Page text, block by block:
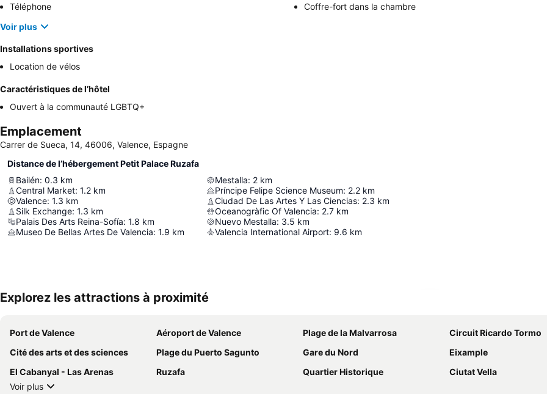
Téléphone
Coffre-fort dans la chambre
Voir plus
Installations sportives
Location de vélos
Caractéristiques de l’hôtel
Ouvert à la communauté LGBTQ+
Emplacement
Carrer de Sueca, 14, 46006, Valence, Espagne
Distance de l’hébergement Petit Palace Ruzafa
Bailén: 0.3 km
Central Market: 1.2 km
Valence: 1.3 km
Silk Exchange: 1.3 km
Palais Des Arts Reina-Sofía: 1.8 km
Museo De Bellas Artes De Valencia: 1.9 km
Mestalla: 2 km
Príncipe Felipe Science Museum: 2.2 km
Ciudad De Las Artes Y Las Ciencias: 2.3 km
Oceanogràfic Of Valencia: 2.7 km
Nuevo Mestalla: 3.5 km
Valencia International Airport: 9.6 km
Explorez les attractions à proximité
Port de Valence Aéroport de Valence Plage de la Malvarrosa
Circuit Ricardo Tormo
Cité des arts et des sciences
Plage du Puerto Sagunto Gare du Nord
Eixample
El Cabanyal - Las Arenas
Ruzafa Quartier Historique
Ciutat Vella
Voir plus